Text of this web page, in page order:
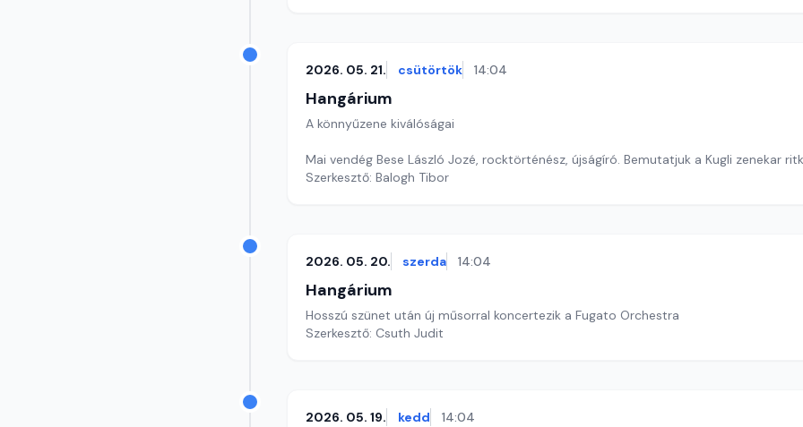
2026. 05. 21. csütörtök 14:04
Hangárium
A könnyűzene kiválóságai
Mai vendég Bese László Jozé, rocktörténész, újságíró. Bemutatjuk a Kugli zenekar
Szerkesztő: Balogh Tibor
2026. 05. 20. szerda 14:04
Hangárium
Hosszú szünet után új műsorral koncertezik a Fugato Orchestra
Szerkesztő: Csuth Judit
2026. 05. 19. kedd 14:04